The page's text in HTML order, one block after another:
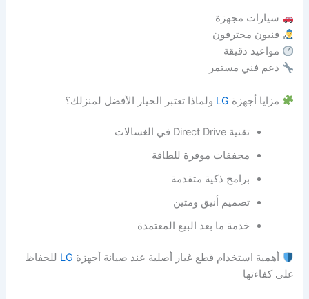
سيارات مجهزة
فنيون محترفون
مواعيد دقيقة
دعم فني مستمر
مزايا أجهزة LG ولماذا تعتبر الخيار الأفضل لمنزلك؟
تقنية Direct Drive في الغسالات
مجففات موفرة للطاقة
برامج ذكية متقدمة
تصميم أنيق ومتين
خدمة ما بعد البيع المعتمدة
أهمية استخدام قطع غيار أصلية عند صيانة أجهزة LG للحفاظ
على كفاءتها